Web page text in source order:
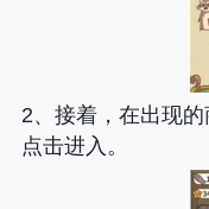
2、接着，在出现
点击进入。